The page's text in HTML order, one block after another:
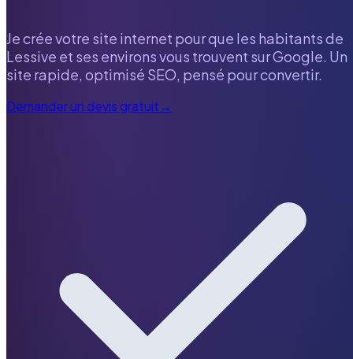
Je crée votre site internet pour que les habitants de
Lessive et ses environs vous trouvent sur Google. Un
site rapide, optimisé SEO, pensé pour convertir.
Demander un devis gratuit→